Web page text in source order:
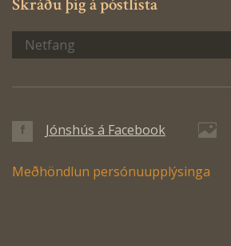
Skráðu þig á póstlista
Jónshús á Facebook
Meðhöndlun persónuupplýsinga